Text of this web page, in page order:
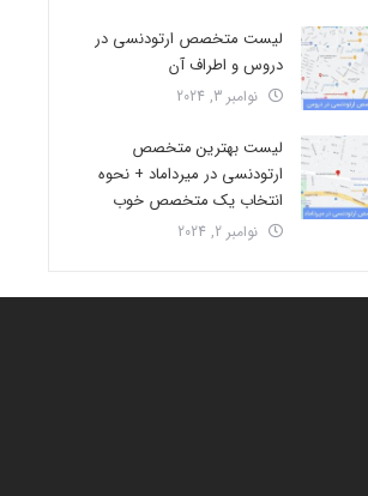
لیست متخصص ارتودنسی در
دروس و اطراف آن
نوامبر 3, 2024
لیست بهترین متخصص
ارتودنسی در میرداماد + نحوه
انتخاب یک متخصص خوب
نوامبر 2, 2024